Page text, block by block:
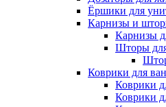
Ёршики для
Карнизы и
Карнизы
Шторы
Коврики для
Коврики
Коврики